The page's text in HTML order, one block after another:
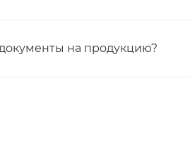
на продукцию?